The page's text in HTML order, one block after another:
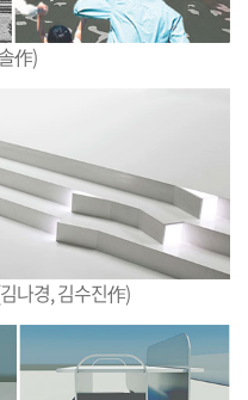
作)
나경, 김수진作)